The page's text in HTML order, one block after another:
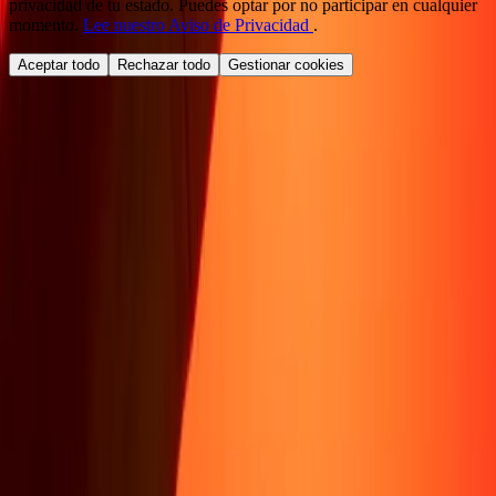
privacidad de tu estado. Puedes optar por no participar en cualquier
momento. Lee nuestro Aviso de Privacidad .
Aceptar todo Rechazar todo Gestionar cookies